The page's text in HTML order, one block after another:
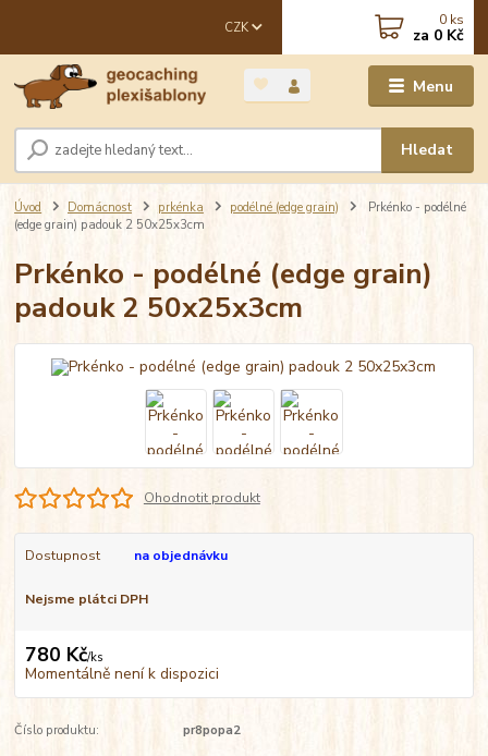
Menu
CZK
Hledat
0 ks
za 0 Kč
Úvod Domácnost prkénka podélné (edge grain)
Prkénko - podélné
(edge grain) padouk 2 50x25x3cm
Prkénko - podélné (edge grain)
padouk 2 50x25x3cm
Ohodnotit produkt
Dostupnost na objednávku
Nejsme plátci DPH
780 Kč/ks
Momentálně není k dispozici
Číslo produktu: pr8popa2